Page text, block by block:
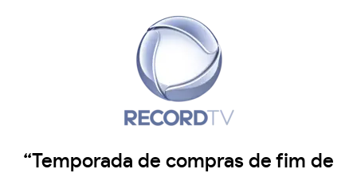
“Temporada de compras de fim de